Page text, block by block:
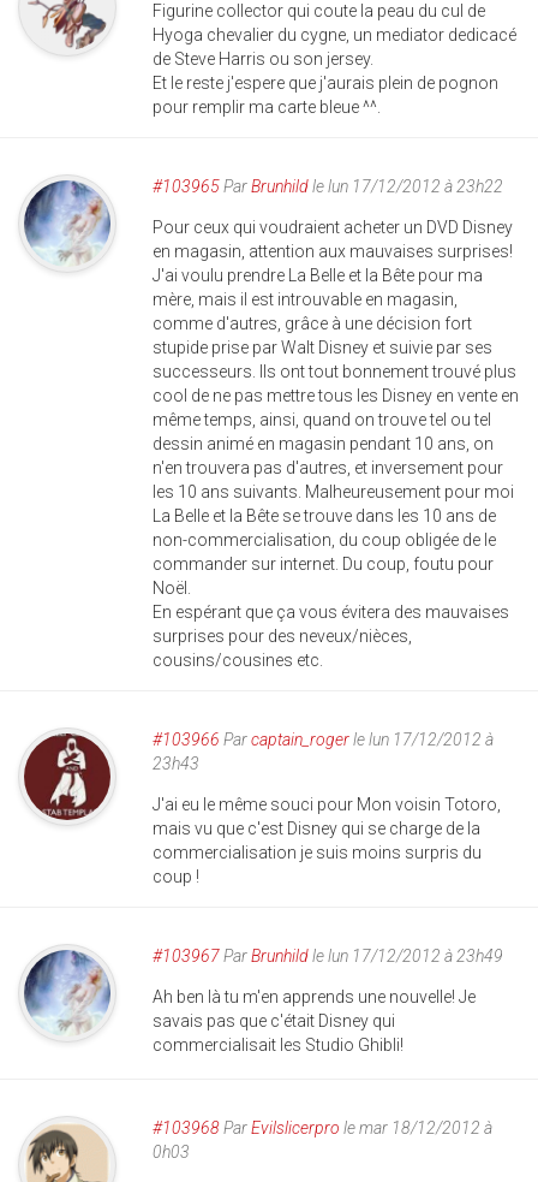
Figurine collector qui coute la peau du cul de
Hyoga chevalier du cygne, un mediator dedicacé
de Steve Harris ou son jersey.
Et le reste j'espere que j'aurais plein de pognon
pour remplir ma carte bleue ^^.
#103965ParBrunhildle lun 17/12/2012 à 23h22
Pour ceux qui voudraient acheter un DVD Disney
en magasin, attention aux mauvaises surprises!
J'ai voulu prendre La Belle et la Bête pour ma
mère, mais il est introuvable en magasin,
comme d'autres, grâce à une décision fort
stupide prise par Walt Disney et suivie par ses
successeurs. Ils ont tout bonnement trouvé plus
cool de ne pas mettre tous les Disney en vente en
même temps, ainsi, quand on trouve tel ou tel
dessin animé en magasin pendant 10 ans, on
n'en trouvera pas d'autres, et inversement pour
les 10 ans suivants. Malheureusement pour moi
La Belle et la Bête se trouve dans les 10 ans de
non-commercialisation, du coup obligée de le
commander sur internet. Du coup, foutu pour
Noël.
En espérant que ça vous évitera des mauvaises
surprises pour des neveux/nièces,
cousins/cousines etc.
#103966 Parcaptain_rogerle lun 17/12/2012 à
23h43
J'ai eu le même souci pour Mon voisin Totoro,
mais vu que c'est Disney qui se charge de la
commercialisation je suis moins surpris du
coup !
#103967ParBrunhildle lun 17/12/2012 à 23h49
Ah ben là tu m'en apprends une nouvelle! Je
savais pas que c'était Disney qui
commercialisait les Studio Ghibli!
#103968ParEvilslicerpro le mar 18/12/2012 à
0h03